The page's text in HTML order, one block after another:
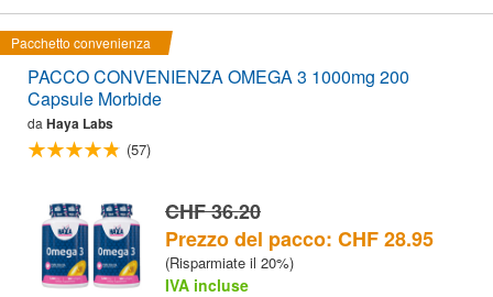
Pacchetto convenienza
PACCO CONVENIENZA OMEGA 3 1000mg 200
Capsule Morbide
da Haya Labs
(57)
CHF 36.20
Prezzo del pacco: CHF 28.95
(Risparmiate il 20%)
IVA incluse